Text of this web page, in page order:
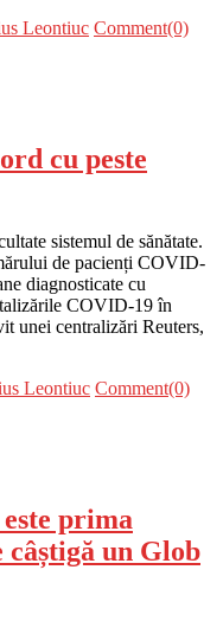
Leontiuc Comment(0)
cu peste
sistemul de sănătate.
de pacienți COVID-
diagnosticate cu
COVID-19 în
unei centralizări Reuters,
Leontiuc Comment(0)
prima
un Glob